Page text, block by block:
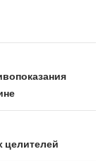
целителей